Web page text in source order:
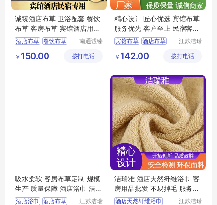
诚臻酒店布草 卫浴配套 餐饮
布草 客房布草 宾馆酒店用品
宾馆布草
酒店布草 餐饮布草
南通诚臻
公司
￥ 150.00 拨打电话
精心设计 匠心优选 宾馆布草
服务优先 客户至上 民宿客栈
套件 洁瑞雅
宾馆布草 酒店布草
客房布草
江苏洁瑞
有限公司
￥ 142.00 拨打电话
吸水柔软 客房布草定制 规模
生产 质量保障 酒店浴巾 洁瑞
雅
酒店浴巾
酒店布草
江苏洁瑞
洁瑞雅 酒店天然纤维浴巾 客
房用品批发 不易掉毛 服务优
先 客户至上
酒店天然纤维浴巾
江苏洁瑞